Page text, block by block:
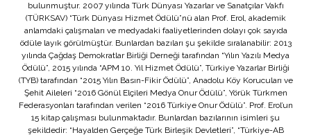
bulunmuştur. 2007 yılında Türk Dünyası Yazarlar ve Sanatçılar Vakfı
(TÜRKSAV) “Türk Dünyası Hizmet Ödülü”nü alan Prof. Erol, akademik
anlamdaki çalışmaları ve medyadaki faaliyetlerinden dolayı çok sayıda
ödüle layık görülmüştür. Bunlardan bazıları şu şekilde sıralanabilir: 2013
yılında Çağdaş Demokratlar Birliği Derneği tarafından “Yılın Yazılı Medya
Ödülü”, 2015 yılında “APM 10. Yıl Hizmet Ödülü”, Türkiye Yazarlar Birliği
(TYB) tarafından “2015 Yılın Basın-Fikir Ödülü”, Anadolu Köy Korucuları ve
Şehit Aileleri “2016 Gönül Elçileri Medya Onur Ödülü”, Yörük Türkmen
Federasyonları tarafından verilen “2016 Türkiye Onur Ödülü”. Prof. Erol’un
15 kitap çalışması bulunmaktadır. Bunlardan bazılarının isimleri şu
şekildedir: “Hayalden Gerçeğe Türk Birleşik Devletleri”, “Türkiye-AB